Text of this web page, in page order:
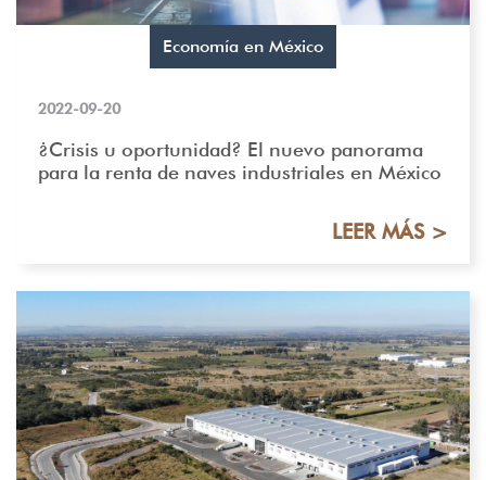
Economía en México
2022-09-20
¿Crisis u oportunidad? El nuevo panorama
para la renta de naves industriales en México
LEER MÁS >